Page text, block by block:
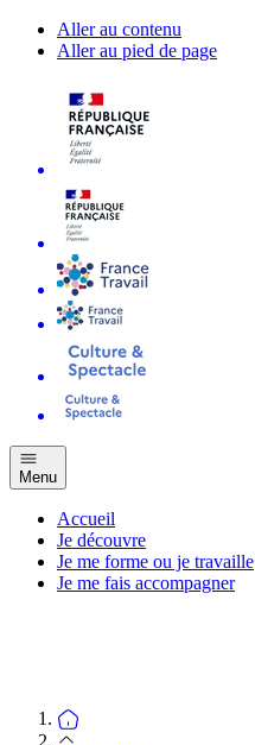
Aller au contenu
Aller au pied de page
Menu
Accueil
Je découvre
Je me forme ou je travaille
Je me fais accompagner